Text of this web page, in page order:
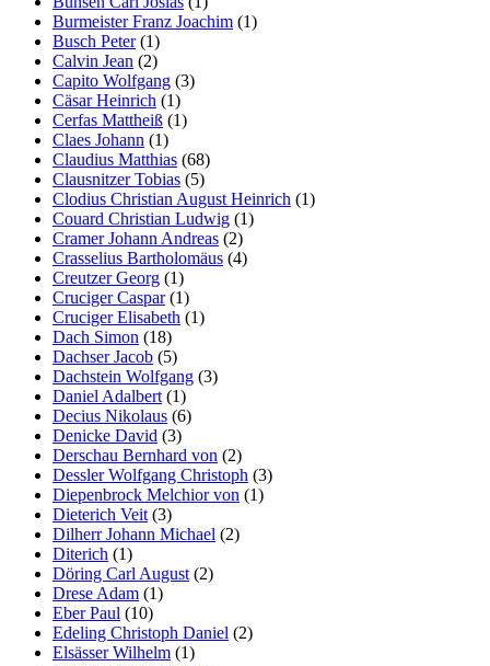
Burmeister Franz Joachim (1)
Busch Peter(1)
Calvin Jean (2)
Capito Wolfgang (3)
Cäsar Heinrich (1)
Cerfas Mattheiß (1)
Claes Johann (1)
Claudius Matthias (68)
Clausnitzer Tobias (5)
Clodius Christian August Heinrich (1)
Couard Christian Ludwig (1)
Cramer Johann Andreas (2)
Crasselius Bartholomäus (4)
Creutzer Georg (1)
Cruciger Caspar(1)
Cruciger Elisabeth (1)
Dach Simon (18)
Dachser Jacob (5)
Dachstein Wolfgang (3)
Daniel Adalbert (1)
Decius Nikolaus (6)
Denicke David (3)
Derschau Bernhard von (2)
Dessler Wolfgang Christoph (3)
Diepenbrock Melchior von (1)
Dieterich Veit (3)
Dilherr Johann Michael (2)
Diterich (1)
Döring Carl August (2)
Drese Adam (1)
Eber Paul (10)
Edeling Christoph Daniel (2)
Elsässer Wilhelm (1)